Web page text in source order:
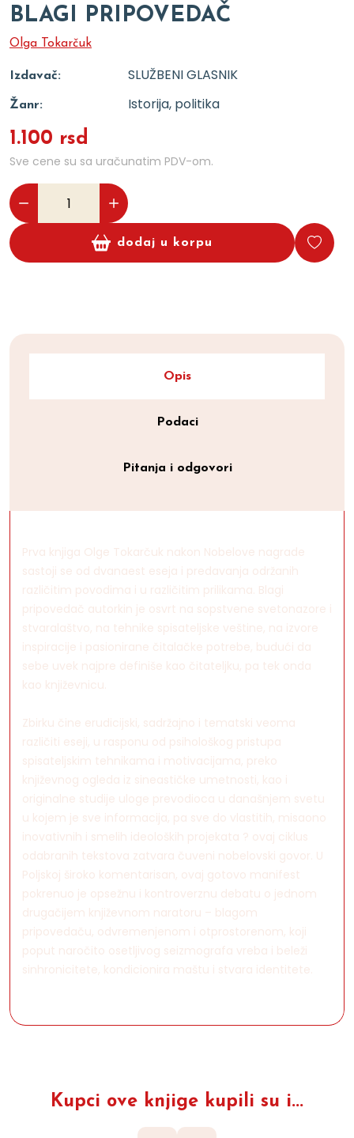
BLAGI PRIPOVEDAČ
Olga Tokarčuk
Izdavač: SLUŽBENI GLASNIK
Žanr: Istorija, politika
1.100 rsd
Sve cene su sa uračunatim PDV-om.
dodaj u korpu
Opis
Podaci
Pitanja i odgovori
Prva knjiga Olge Tokarčuk nakon Nobelove nagrade
sastoji se od dvanaest eseja i predavanja održanih
različitim povodima i u različitim prilikama. Blagi
pripovedač autorkin je osvrt na sopstvene svetonazore i
stvaralaštvo, na tehnike spisateljske veštine, na izvore
inspiracije i pasionirane čitalačke potrebe, budući da
sebe uvek najpre definiše kao čitateljku, pa tek onda
kao književnicu.
Zbirku čine erudicijski, sadržajno i tematski veoma
različiti eseji, u rasponu od psihološkog pristupa
spisateljskim tehnikama i motivacijama, preko
književnog ogleda iz sineastičke umetnosti, kao i
originalne studije uloge prevodioca u današnjem svetu
u kojem je sve informacija, pa sve do vlastitih, misaono
inovativnih i smelih ideoloških projekata ? ovaj ciklus
odabranih tekstova zatvara čuveni nobelovski govor. U
Poljskoj široko komentarisan, ovaj gotovo manifest
pokrenuo je opsežnu i kontroverznu debatu o jednom
drugačijem književnom naratoru – blagom
pripovedaču, odvremenjenom i otprostorenom, koji
poput naročito osetljivog seizmografa vreba i beleži
sinhronicitete, kondicionira maštu i stvara identitete.
Kupci ove knjige kupili su i...